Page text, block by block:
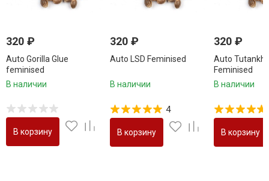
320 ₽
Auto Gorilla Glue
feminised
В наличии
В корзину
320 ₽
Auto LSD Feminised
В наличии
4
В корзину
320 ₽
Auto
Feminised
В наличии
В корзину